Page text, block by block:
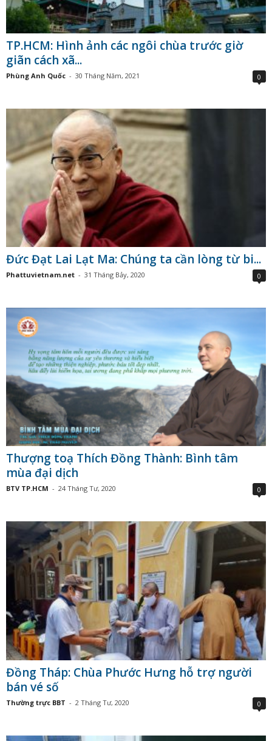
TP.HCM: Hình ảnh các ngôi chùa trước giờ
giãn cách xã...
Phùng Anh Quốc - 30 Tháng Năm, 2021 0
Đức Đạt Lai Lạt Ma: Chúng ta cần lòng từ bi...
Phattuvietnam.net - 31 Tháng Bảy, 2020 0
Thượng toạ Thích Đồng Thành: Bình tâm
mùa đại dịch
BTV TP.HCM - 24 Tháng Tư, 2020 0
Đồng Tháp: Chùa Phước Hưng hỗ trợ người
bán vé số
Thường trực BBT - 2 Tháng Tư, 2020 0